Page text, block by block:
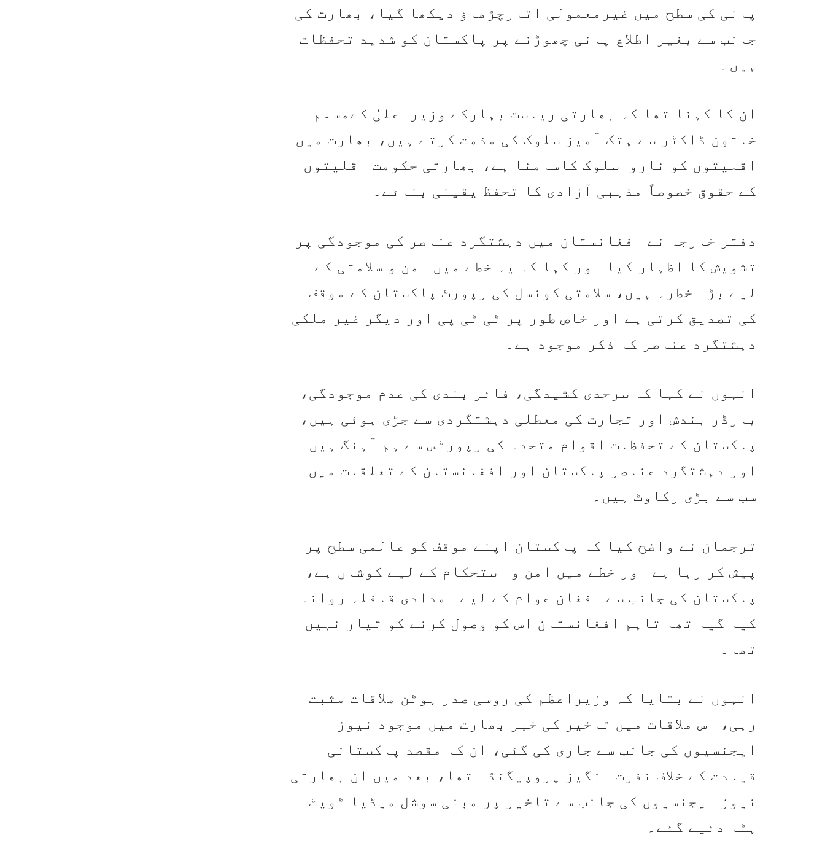
پانی کی سطح میں غیرمعمولی اتارچڑھاؤ دیکھا گیا، بھارت کی
جانب سے بغیر اطلاع پانی چھوڑنے پر پاکستان کو شدید تحفظات
ہیں۔
ان کا کہنا تھا کہ بھارتی ریاست بہارکے وزیراعلیٰ کےمسلم
خاتون ڈاکٹر سے ہتک آمیز سلوک کی مذمت کرتے ہیں، بھارت میں
اقلیتوں کو نارواسلوک کاسامنا ہے، بھارتی حکومت اقلیتوں
کے حقوق خصوصاً مذہبی آزادی کا تحفظ یقینی بنائے۔
دفتر خارجہ نے افغانستان میں دہشتگرد عناصر کی موجودگی پر
تشویش کا اظہار کیا اور کہا کہ یہ خطے میں امن و سلامتی کے
لیے بڑا خطرہ ہیں، سلامتی کونسل کی رپورٹ پاکستان کے موقف
کی تصدیق کرتی ہے اور خاص طور پر ٹی ٹی پی اور دیگر غیر ملکی
دہشتگرد عناصر کا ذکر موجود ہے۔
انہوں نے کہا کہ سرحدی کشیدگی، فائر بندی کی عدم موجودگی،
بارڈر بندش اور تجارت کی معطلی دہشتگردی سے جڑی ہوئی ہیں،
پاکستان کے تحفظات اقوام متحدہ کی رپورٹس سے ہم آہنگ ہیں
اور دہشتگرد عناصر پاکستان اور افغانستان کے تعلقات میں
سب سے بڑی رکاوٹ ہیں۔
ترجمان نے واضح کیا کہ پاکستان اپنے موقف کو عالمی سطح پر
پیش کر رہا ہے اور خطے میں امن و استحکام کے لیے کوشاں ہے،
پاکستان کی جانب سے افغان عوام کے لیے امدادی قافلہ روانہ
کیا گیا تھا تاہم افغانستان اس کو وصول کرنے کو تیار نہیں
تھا۔
انہوں نے بتایا کہ وزیراعظم کی روسی صدر ہوٹن ملاقات مثبت
رہی، اس ملاقات میں تاخیر کی خبر بھارت میں موجود نیوز
ایجنسیوں کی جانب سے جاری کی گئی، ان کا مقصد پاکستانی
قیادت کے خلاف نفرت انگیز پروپیگنڈا تھا، بعد میں ان بھارتی
نیوز ایجنسیوں کی جانب سے تاخیر پر مبنی سوشل میڈیا ٹویٹ
ہٹا دئیے گئے۔